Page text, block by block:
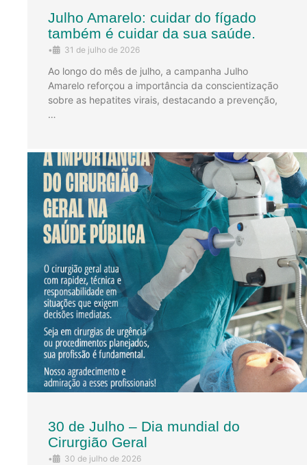
Julho Amarelo: cuidar do fígado
também é cuidar da sua saúde.
• 31 de julho de 2026
Ao longo do mês de julho, a campanha Julho
Amarelo reforçou a importância da conscientização
sobre as hepatites virais, destacando a prevenção,
…
30 de Julho – Dia mundial do
Cirurgião Geral
• 30 de julho de 2026